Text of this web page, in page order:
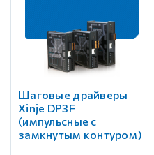
Шаговые драйверы
Xinje DP3F
(импульсные с
замкнутым контуром)